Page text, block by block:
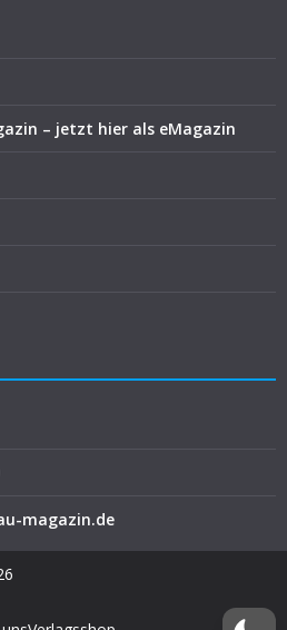
– jetzt hier als eMagazin
magazin.de